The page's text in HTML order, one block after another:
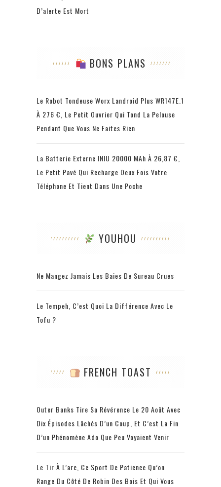
D’alerte Est Mort
BONS PLANS
Le Robot Tondeuse Worx Landroid Plus WR147E.1
À 276 €, Le Petit Ouvrier Qui Tond La Pelouse
Pendant Que Vous Ne Faites Rien
La Batterie Externe INIU 20000 MAh À 26,87 €,
Le Petit Pavé Qui Recharge Deux Fois Votre
Téléphone Et Tient Dans Une Poche
YOUHOU
Ne Mangez Jamais Les Baies De Sureau Crues
Le Tempeh, C’est Quoi La Différence Avec Le
Tofu ?
FRENCH TOAST
Outer Banks Tire Sa Révérence Le 20 Août Avec
Dix Épisodes Lâchés D’un Coup, Et C’est La Fin
D’un Phénomène Ado Que Peu Voyaient Venir
Le Tir À L’arc, Ce Sport De Patience Qu’on
Range Du Côté De Robin Des Bois Et Qui Vous